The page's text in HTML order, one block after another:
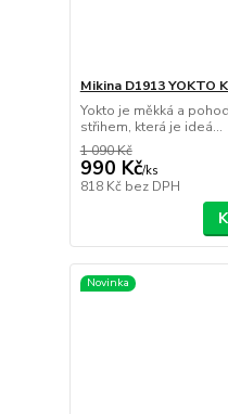
Mikina D1913 YOKTO
Yokto je měkká a
střihem, která je ideá...
1 090 Kč
990 Kč/ks
818 Kč bez DPH
Novinka